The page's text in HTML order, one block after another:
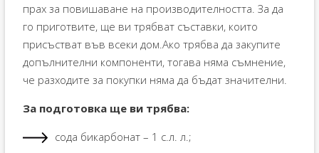
прах за повишаване на производителността. За да
го приготвите, ще ви трябват съставки, които
присъстват във всеки дом.Ако трябва да закупите
допълнителни компоненти, тогава няма съмнение,
че разходите за покупки няма да бъдат значителни.
За подготовка ще ви трябва:
сода бикарбонат – 1 с.л. л.;